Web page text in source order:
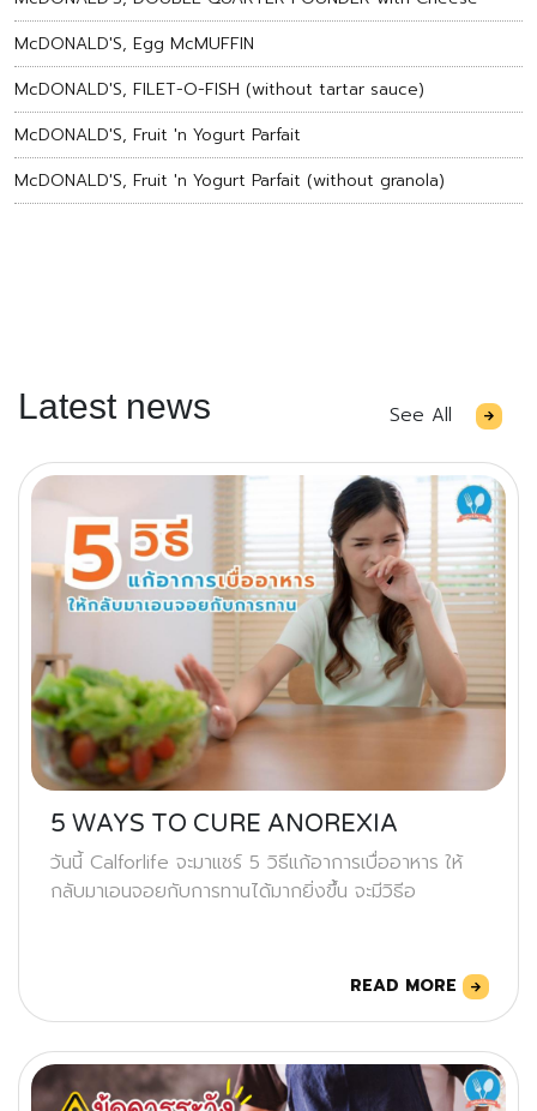
McDONALD'S, Egg McMUFFIN
McDONALD'S, FILET-O-FISH (without tartar sauce)
McDONALD'S, Fruit 'n Yogurt Parfait
McDONALD'S, Fruit 'n Yogurt Parfait (without granola)
Latest news See All
5 WAYS TO CURE ANOREXIA
วันนี้ Calforlife จะมาแชร์ 5 วิธีแก้อาการเบื่ออาหาร ให้
กลับมาเอนจอยกับการทานได้มากยิ่งขึ้น จะมีวิธีอ
READ MORE